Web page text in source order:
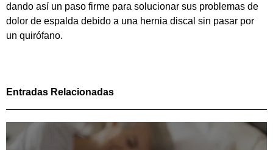
dando así un paso firme para solucionar sus problemas de
dolor de espalda debido a una hernia discal sin pasar por
un quirófano.
Entradas Relacionadas